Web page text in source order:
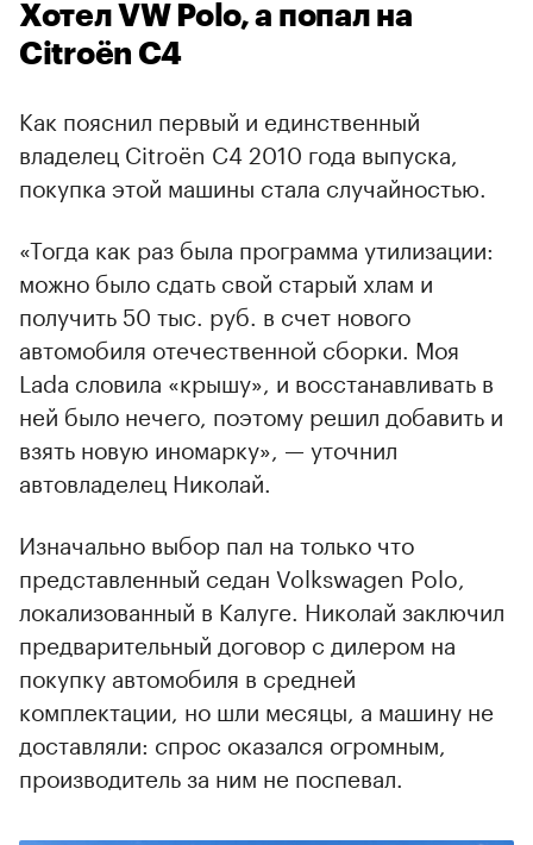
Хотел VW Polo, а попал на
Citroёn C4
Как пояснил первый и единственный
владелец Citroёn C4 2010 года выпуска,
покупка этой машины стала случайностью.
«Тогда как раз была программа утилизации:
можно было сдать свой старый хлам и
получить 50 тыс. руб. в счет нового
автомобиля отечественной сборки. Моя
Lada словила «крышу», и восстанавливать в
ней было нечего, поэтому решил добавить и
взять новую иномарку», — уточнил
автовладелец Николай.
Изначально выбор пал на только что
представленный седан Volkswagen Polo,
локализованный в Калуге. Николай заключил
предварительный договор с дилером на
покупку автомобиля в средней
комплектации, но шли месяцы, а машину не
доставляли: спрос оказался огромным,
производитель за ним не поспевал.